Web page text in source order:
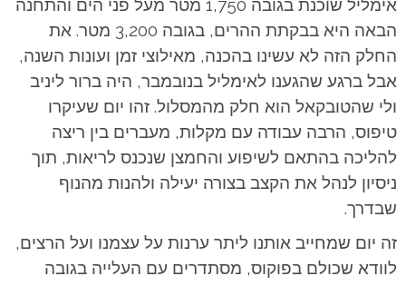
אימליל שוכנת בגובה 1,750 מטר מעל פני הים והתחנה
הבאה היא בבקתת ההרים, בגובה 3,200 מטר. את
החלק הזה לא עשינו בהכנה, מאילוצי זמן ועונות השנה,
אבל ברגע שהגענו לאימליל בנובמבר, היה ברור ליניב
ולי שהטובקאל הוא חלק מהמסלול. זהו יום שעיקרו
טיפוס, הרבה עבודה עם מקלות, מעברים בין ריצה
להליכה בהתאם לשיפוע והחמצן שנכנס לריאות, תוך
ניסיון לנהל את הקצב בצורה יעילה ולהנות מהנוף
שבדרך.
זה יום שמחייב אותנו ליתר ערנות על עצמנו ועל הרצים,
לוודא שכולם בפוקוס, מסתדרים עם העלייה בגובה